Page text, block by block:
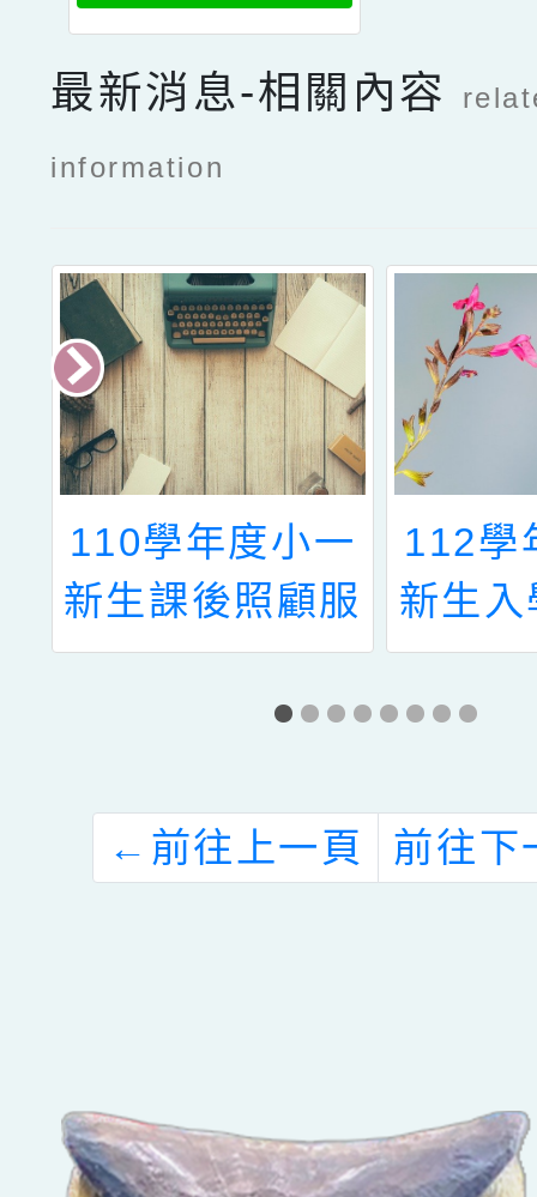
認證測驗獎勵」
最新消息-相關內容
information
110學年度小一
新生課後照顧服
務錄取公告
112學
新生
查錄
← 前往上一頁 前往下